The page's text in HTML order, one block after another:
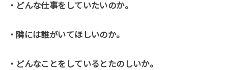
・どんな仕事をしていたいのか。
・隣には誰がいてほしいのか。
・どんなことをしているとたのしいか。